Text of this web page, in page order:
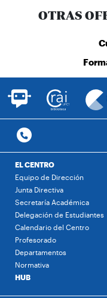
OTRAS
EL CENTRO
Equipo de Dirección
Junta Directiva
Secretaría Académica
Delegación de Estudiantes
Calendario del Centro
Profesorado
Departamentos
Normativa
HUB